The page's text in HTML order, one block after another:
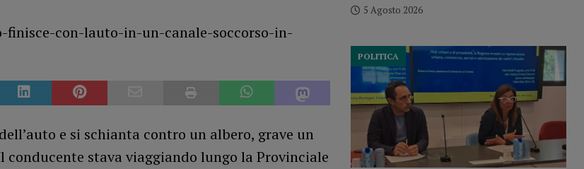
e si schianta contro un albero, grave un
conducente stava viaggiando lungo la Provinciale
5 Agosto 2026
POLITICA